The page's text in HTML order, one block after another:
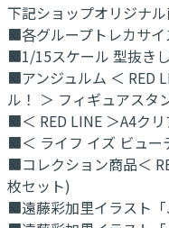
下記ショップオリジナル
■各グループトレカサイ
■1/15スケール 型抜き
■アンジュルム ＜ RED
ル！ ＞ フィギュアスタ
■＜ RED LINE ＞A4ク
■＜ ライフ イズ ビュー
■コレクション商品＜
枚セット)
■遠藤彩加里イラスト